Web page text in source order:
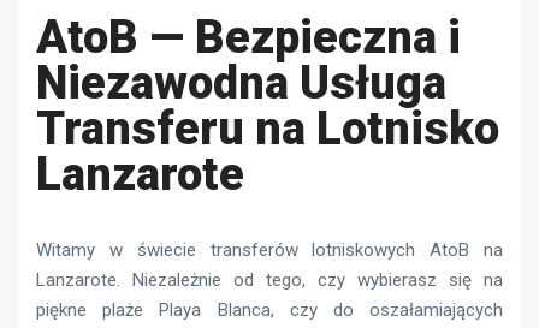
AtoB — Bezpieczna i
Niezawodna Usługa
Transferu na Lotnisko
Lanzarote
Witamy w świecie transferów lotniskowych AtoB na
Lanzarote. Niezależnie od tego, czy wybierasz się na
piękne plaże Playa Blanca, czy do oszałamiających